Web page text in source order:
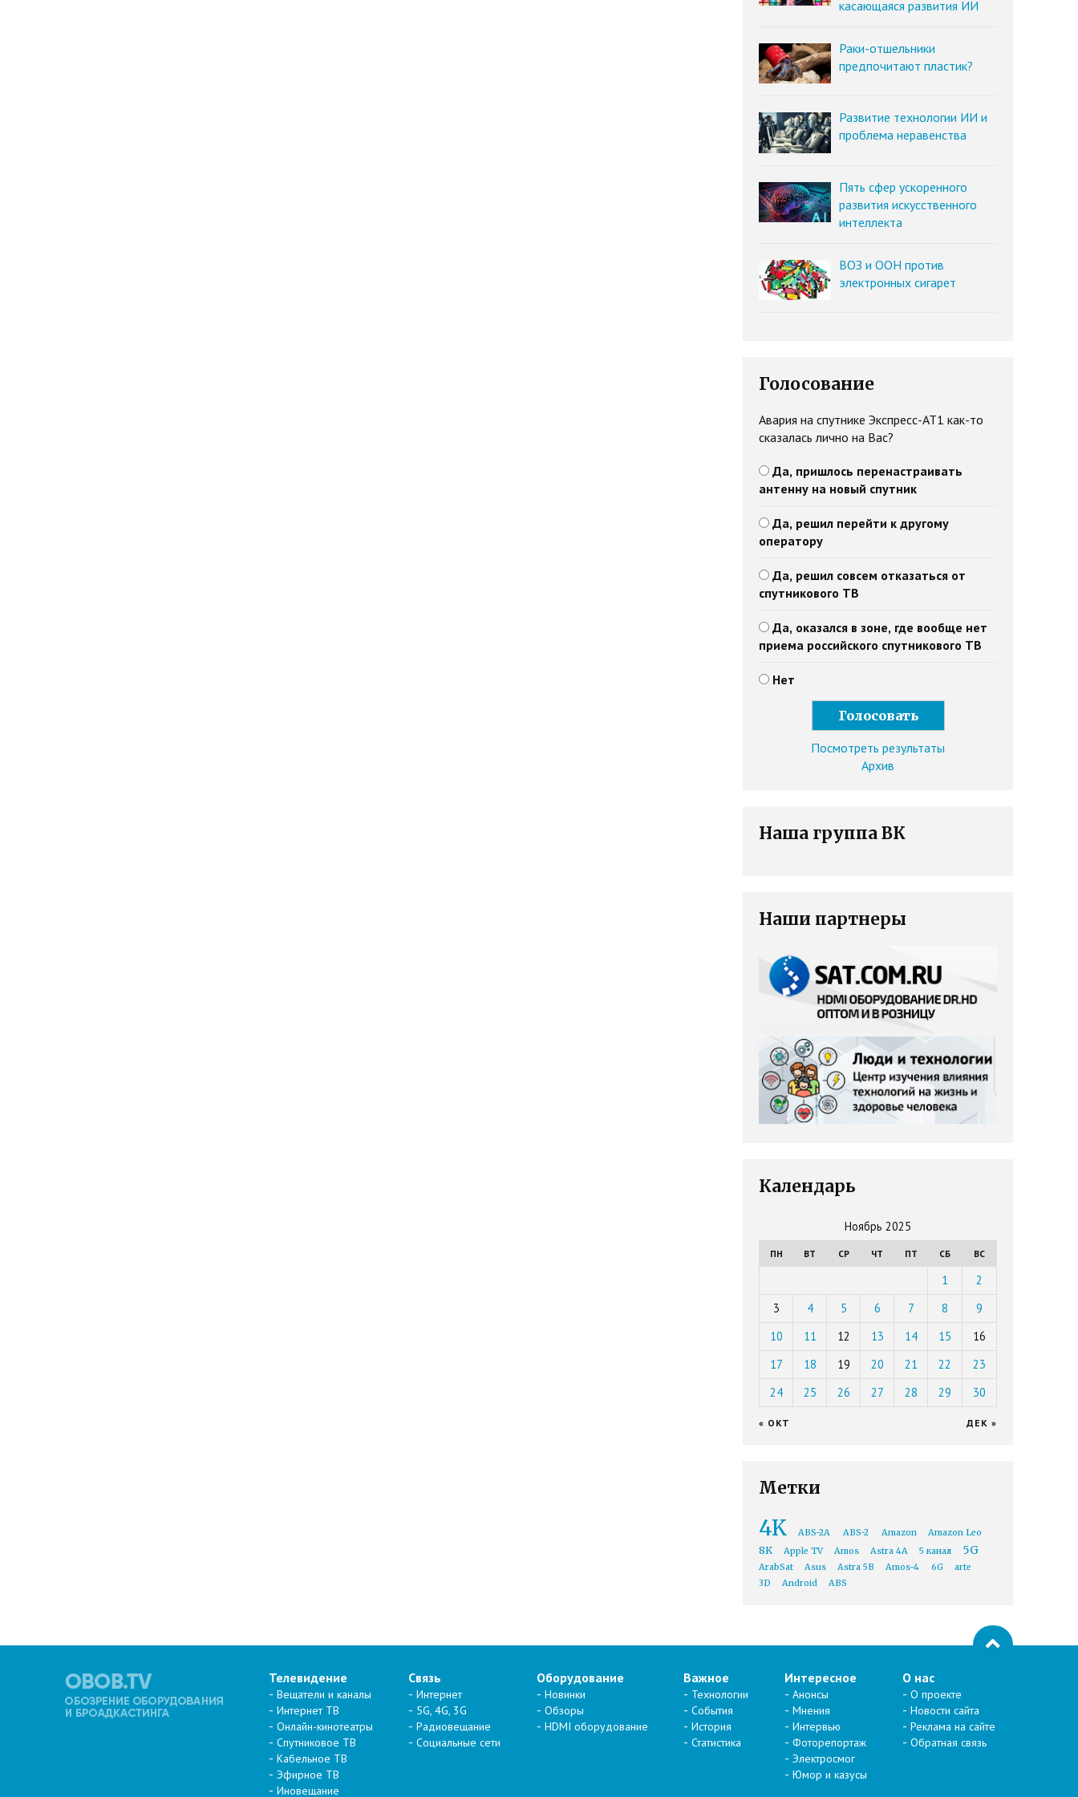
касающаяся развития ИИ
Раки-отшельники
предпочитают пластик?
Развитие технологии ИИ и
проблема неравенства
Пять сфер ускоренного
развития искусственного
интеллекта
ВОЗ и ООН против
электронных сигарет
Голосование
Авария на спутнике Экспресс-АТ1 как-то
сказалась лично на Вас?
Да, пришлось перенастраивать
антенну на новый спутник
Да, решил перейти к другому
оператору
Да, решил совсем отказаться от
спутникового ТВ
Да, оказался в зоне, где вообще нет
приема российского спутникового ТВ
Нет
Посмотреть результаты
Архив
Наша группа ВК
Наши партнеры
Календарь
Ноябрь 2025
ПН ВТ СР ЧТ ПТ СБ ВС
1
2
3
4 5 6 7 8
9
10
11 12 13 14 15
16
17
18 19 20 21 22
23
24
25 26 27 28 29 30
« ОКТ ДЕК »
Метки
4K ABS-2A ABS-2 Amazon Amazon Leo
8K Apple TV Amos Astra 4A 5 канал 5G
ArabSat Asus Astra 5B Amos-4 6G
arte
3D
Android ABS
Телевидение
Вещатели и каналы
Интернет ТВ
Онлайн-кинотеатры
Спутниковое ТВ
Кабельное ТВ
Эфирное ТВ
Иновещание
Связь
Интернет
5G, 4G, 3G
Радиовещание
Социальные сети
Оборудование
Новинки
Обзоры
HDMI оборудование
Важное
Технологии
События
История
Статистика
Интересное
Анонсы
Мнения
Интервью
Фоторепортаж
Электросмог
Юмор и казусы
О нас
О проекте
Новости сайта
Реклама на сайте
Обратная связь